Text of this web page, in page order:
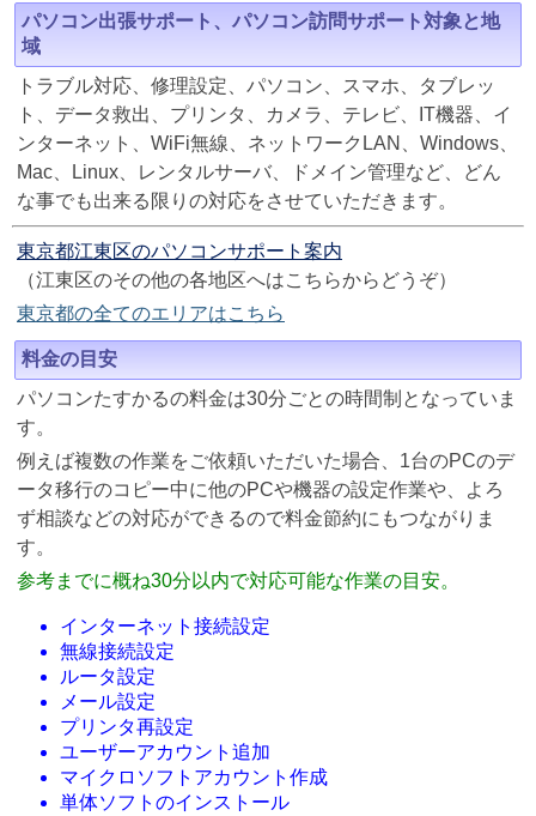
パソコン出張サポート、パソコン訪問サポート対象と地
域
トラブル対応、修理設定、パソコン、スマホ、タブレッ
ト、データ救出、プリンタ、カメラ、テレビ、IT機器、イ
ンターネット、WiFi無線、ネットワークLAN、Windows、
Mac、Linux、レンタルサーバ、ドメイン管理など、どん
な事でも出来る限りの対応をさせていただきます。
東京都江東区のパソコンサポート案内
（江東区のその他の各地区へはこちらからどうぞ）
東京都の全てのエリアはこちら
料金の目安
パソコンたすかるの料金は30分ごとの時間制となっていま
す。
例えば複数の作業をご依頼いただいた場合、1台のPCのデ
ータ移行のコピー中に他のPCや機器の設定作業や、よろ
ず相談などの対応ができるので料金節約にもつながりま
す。
参考までに概ね30分以内で対応可能な作業の目安。
インターネット接続設定
無線接続設定
ルータ設定
メール設定
プリンタ再設定
ユーザーアカウント追加
マイクロソフトアカウント作成
単体ソフトのインストール